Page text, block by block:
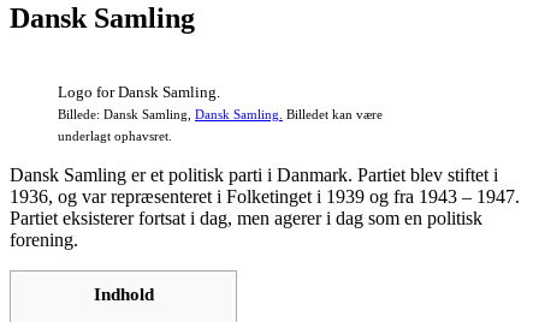
Dansk Samling
Logo for Dansk Samling.
Billede: Dansk Samling, Dansk Samling. Billedet kan være
underlagt ophavsret.
Dansk Samling er et politisk parti i Danmark. Partiet blev stiftet i
1936, og var repræsenteret i Folketinget i 1939 og fra 1943 – 1947.
Partiet eksisterer fortsat i dag, men agerer i dag som en politisk
forening.
Indhold